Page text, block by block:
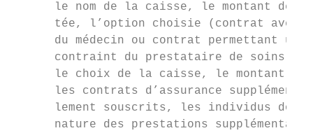
le nom de la caisse, le montant de
tée, l’option choisie (contrat avec
du médecin ou contrat permettant un
contraint du prestataire de soins),
le choix de la caisse, le montant
les contrats d’assurance
lement souscrits, les individus
nature des prestations